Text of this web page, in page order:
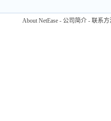
About NetEase - 公司简介 - 联系方